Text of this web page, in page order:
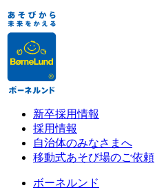
新卒採用情報
採用情報
自治体のみなさまへ
移動式あそび場のご依頼
ボーネルンド